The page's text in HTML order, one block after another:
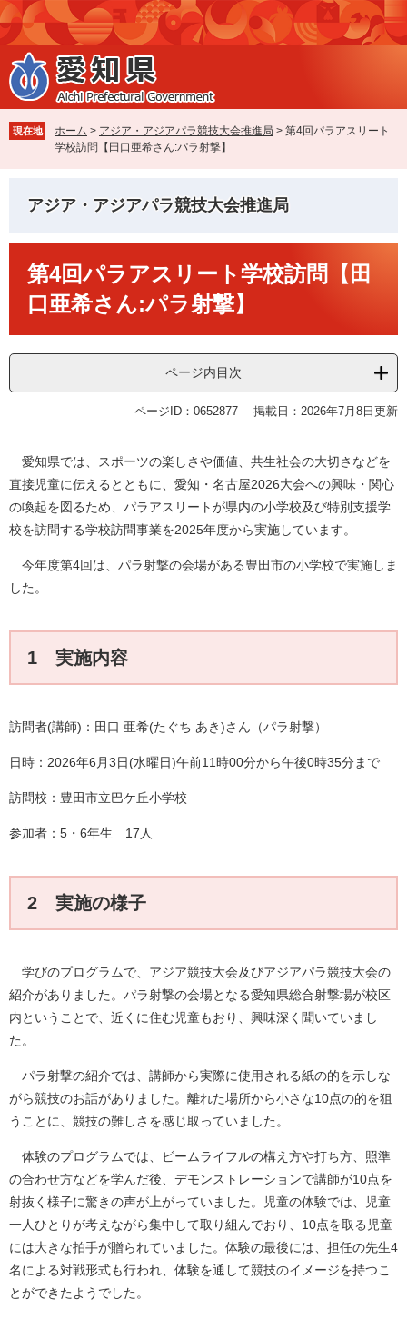
ペ
ー
ジ
の
先
で
す
メ
ニ
ュ
ー
を
ば
し
現在地 ホーム > アジア・アジアパラ競技大会推進局 > 第4回パラアスリート
学校訪問【田口亜希さん:パラ射撃】
アジア・アジアパラ競技大会推進局
第4回パラアスリート学校訪問【田
口亜希さん:パラ射撃】
ページ内目次
ページID：0652877 掲載日：2026年7月8日更新
愛知県では、スポーツの楽しさや価値、共生社会の大切さなどを
直接児童に伝えるとともに、愛知・名古屋2026大会への興味・関心
の喚起を図るため、パラアスリートが県内の小学校及び特別支援学
校を訪問する学校訪問事業を2025年度から実施しています。
今年度第4回は、パラ射撃の会場がある豊田市の小学校で実施しま
した。
1 実施内容
訪問者(講師)：田口 亜希(たぐち あき)さん（パラ射撃）​
日時：2026年6月3日(水曜日)午前11時00分から午後0時35分まで
訪問校：豊田市立巴ケ丘小学校
参加者：5・6年生 17人
2 実施の様子
学びのプログラムで、アジア競技大会及びアジアパラ競技大会の
紹介がありました。パラ射撃の会場となる愛知県総合射撃場が校区
内ということで、近くに住む児童もおり、興味深く聞いていまし
た。
パラ射撃の紹介では、講師から実際に使用される紙の的を示しな
がら競技のお話がありました。離れた場所から小さな10点の的を狙
うことに、競技の難しさを感じ取っていました。
体験のプログラムでは、ビームライフルの構え方や打ち方、照準
の合わせ方などを学んだ後、デモンストレーションで講師が10点を
射抜く様子に驚きの声が上がっていました。児童の体験では、児童
一人ひとりが考えながら集中して取り組んでおり、10点を取る児童
には大きな拍手が贈られていました。体験の最後には、担任の先生4
名による対戦形式も行われ、体験を通して競技のイメージを持つこ
とができたようでした。